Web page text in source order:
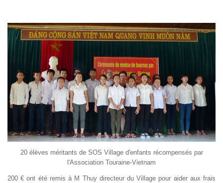
20 élèves méritants de SOS Village d'enfants récompensés par
l'Association Touraine-Vietnam
200 € ont été remis à M Thuy directeur du Village pour aider aux frais